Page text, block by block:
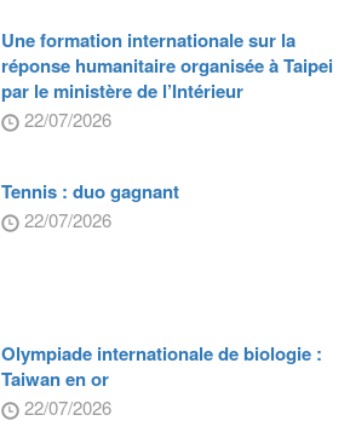
Une formation internationale sur la
réponse humanitaire organisée à Taipei
par le ministère de l’Intérieur
22/07/2026
Tennis : duo gagnant
22/07/2026
Olympiade internationale de biologie :
Taiwan en or
22/07/2026